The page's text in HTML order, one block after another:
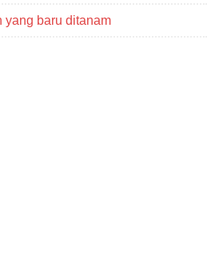
yang baru ditanam